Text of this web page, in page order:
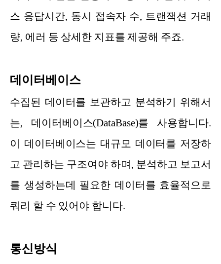
스 응답시간, 동시 접속자 수, 트랜잭션 거래
량, 에러 등 상세한 지표를 제공해 주죠.
데이터베이스
수집된 데이터를 보관하고 분석하기 위해서
는, 데이터베이스(DataBase)를 사용합니다.
이 데이터베이스는 대규모 데이터를 저장하
고 관리하는 구조여야 하며, 분석하고 보고서
를 생성하는데 필요한 데이터를 효율적으로
쿼리 할 수 있어야 합니다.
통신방식